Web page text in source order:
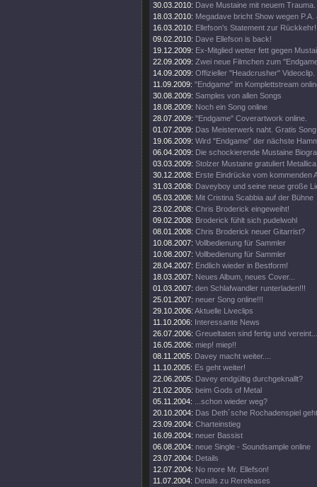
30.03.2010: Dave Mustaine mit neuem Trauma.
18.03.2010: Megadave bricht Show wegen P.A.
16.03.2010: Ellefson's Statement zur Rückkehr!
09.02.2010: Dave Ellefson is back!
19.12.2009: Ex-Mitglied wetter fett gegen
22.09.2009: Zwei neue Filmchen zum
14.09.2009: Offizieller "Headcrusher" Videoclip.
11.09.2009: "Endgame" im Komplettstream
30.08.2009: Samples von allen Songs
18.08.2009: Noch ein Song online
28.07.2009: "Endgame" Coverartwork online.
01.07.2009: Das Meisterwerk naht. Gratis
19.06.2009: Wird "Endgame" der nächste
06.04.2009: Die schockierende Mustaine
03.03.2009: Stolzer Mustaine gratuliert
30.12.2008: Erste Eindrücke vom kommenden
31.03.2008: Daveyboy und seine neue große
05.03.2008: Mit Cristina Scabbia auf der Bühne
23.02.2008: Chris Broderick eingeweiht!
09.02.2008: Broderick fühlt sich pudelwohl
08.01.2008: Chris Broderick neuer Gitarrist?
10.08.2007: Vollbedienung für Sammler
10.08.2007: Vollbedienung für Sammler
28.04.2007: Endlich wieder in Bestform!
18.03.2007: Neues Album, neues Cover...
01.03.2007: den Schlafwandler runterladen!!!
25.01.2007: neuer Song online!!!
29.10.2006: Aktuelle Liveclips
11.10.2006: Interessante News
26.07.2006: Greueltaten sind fertig und vereint...
16.05.2006: miep! miep!!
08.11.2005: Davey macht weiter....
11.10.2005: Es geht weiter!
22.06.2005: Davey endgültig durchgeknallt?
21.02.2005: beim Gods of Metal
05.11.2004:
...schon wieder weg?
20.10.2004: Das Deth´sche Rochadenspiel
23.09.2004: Charteinstieg
16.09.2004: neuer Bassist
06.08.2004: neue Single - Soundsample online
23.07.2004: Details
12.07.2004: No more Mr. Ellefson!
11.07.2004: Details zu Rereleases